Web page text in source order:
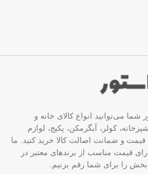
شما می‌توانید انواع کالای خانه و
کولر، آبگرمکن، پکیج، لوازم
و ضمانت اصالت کالا خرید کنید. ما
قیمت مناسب از برندهای معتبر در
را برای شما رقم بزنیم.